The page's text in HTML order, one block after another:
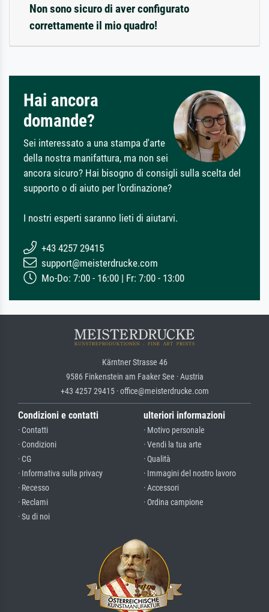
Non sono sicuro di aver configurato
correttamente il mio quadro!
Hai ancora
domande?
Sei interessato a una stampa d'arte
della nostra manifattura, ma non sei
ancora sicuro? Hai bisogno di consigli sulla scelta del
supporto o di aiuto per l'ordinazione?
I nostri esperti saranno lieti di aiutarvi.
+43 4257 29415
support@meisterdrucke.com
Mo-Do: 7:00 - 16:00 | Fr: 7:00 - 13:00
Kärntner Strasse 46
9586 Finkenstein am Faaker See · Austria
+43 4257 29415 · office@meisterdrucke.com
Condizioni e contatti
· Contatti
· Condizioni
· CG
· Informativa sulla privacy
· Recesso
· Reclami
· Su di noi
ulteriori informazioni
· Motivo personale
· Vendi la tua arte
· Qualità
· Immagini del nostro lavoro
· Accessori
· Ordina campione